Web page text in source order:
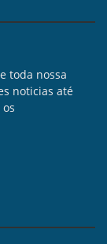
toda nossa
noticias até